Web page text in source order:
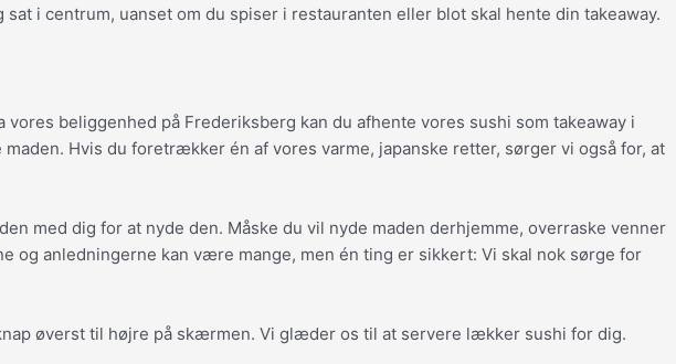
i centrum, uanset om du spiser i restauranten eller blot skal hente din takeaway.
beliggenhed på Frederiksberg kan du afhente vores sushi som takeaway i
Hvis du foretrækker én af vores varme, japanske retter, sørger vi også for, at
med dig for at nyde den. Måske du vil nyde maden derhjemme, overraske venner
og anledningerne kan være mange, men én ting er sikkert: Vi skal nok sørge for
øverst til højre på skærmen. Vi glæder os til at servere lækker sushi for dig.